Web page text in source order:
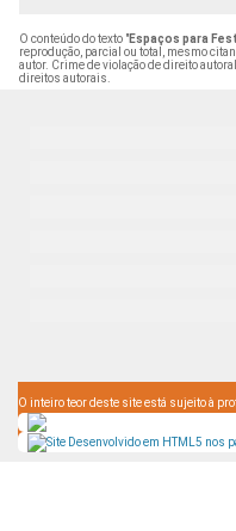
O conteúdo do texto "Espaços para
reprodução, parcial ou total, mesmo
autor. Crime de violação de direito
direitos autorais
O inteiro teor deste site está sujeito à